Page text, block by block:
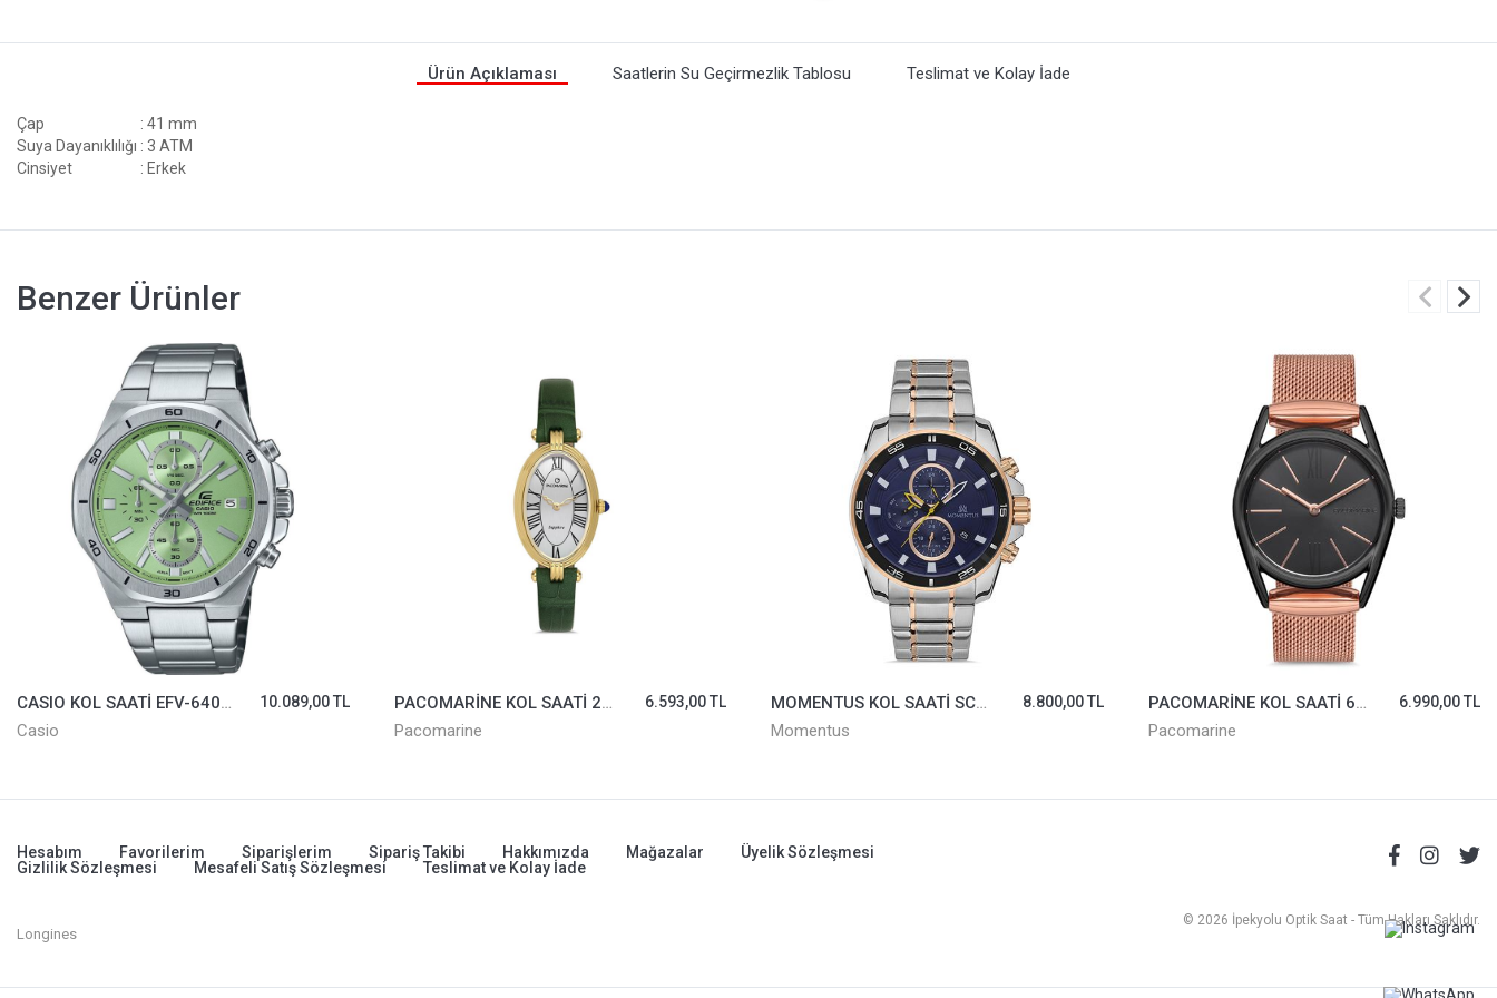
Ürün Açıklaması Saatlerin Su Geçirmezlik Tablosu Teslimat ve Kolay İade
Çap
: 41 mm
Suya Dayanıklılığı : 3 ATM
Cinsiyet
: Erkek
Benzer Ürünler
CASIO KOL SAATİ EFV-640D-3AVUDF
Casio
10.089,00 TL
PACOMARİNE KOL SAATİ 23210-02
Pacomarine
6.593,00 TL
MOMENTUS KOL SAATİ SC367T-11SR
Momentus
8.800,00 TL
PACOMARİNE KOL SAATİ 61152-10
Pacomarine
6.990,00 TL
Hesabım Favorilerim Siparişlerim Sipariş Takibi Hakkımızda Mağazalar
Üyelik Sözleşmesi
Gizlilik Sözleşmesi
Mesafeli Satış Sözleşmesi Teslimat ve Kolay İade
Longines
© 2026 İpekyolu Optik Saat - Tüm Hakları Saklıdır.